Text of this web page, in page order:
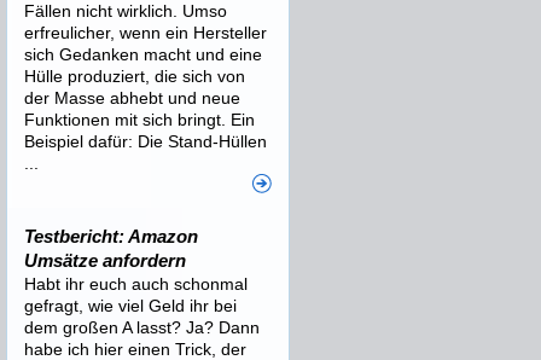
Fällen nicht wirklich. Umso
erfreulicher, wenn ein Hersteller
sich Gedanken macht und eine
Hülle produziert, die sich von
der Masse abhebt und neue
Funktionen mit sich bringt. Ein
Beispiel dafür: Die Stand-Hüllen
Testbericht: Amazon
Umsätze anfordern
Habt ihr euch auch schonmal
gefragt, wie viel Geld ihr bei
dem großen A lasst? Ja? Dann
habe ich hier einen Trick, der